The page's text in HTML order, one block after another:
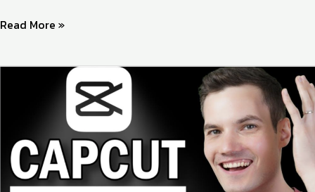
Read More »
วิดิ
พื้น